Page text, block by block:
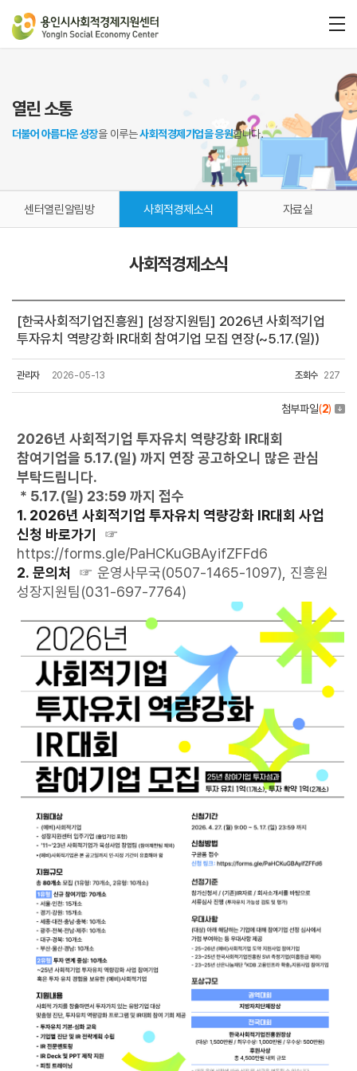
열린 소통
더불어 아름다운 성장을 이루는사회적경제기업을 응원합니다.
센터열린알림방 사회적경제소식 자료실
사회적경제소식
[한국사회적기업진흥원] [성장지원팀] 2026년 사회적기업
투자유치 역량강화 IR대회 참여기업 모집 연장(~5.17.(일))
관리자 2026-05-13 조회수 227
첨부파일(2)
2026년 사회적기업 투자유치 역량강화 IR대회
참여기업을 5.17.(일) 까지 연장 공고하오니 많은 관심
부탁드립니다.
* 5.17.(일) 23:59 까지 접수
1. 2026년 사회적기업 투자유치 역량강화 IR대회 사업
신청 바로가기
☞
https://forms.gle/PaHCKuGBAyifZFFd6
2. 문의처
☞ 운영사무국(0507-1465-1097), 진흥원
성장지원팀(031-697-7764)